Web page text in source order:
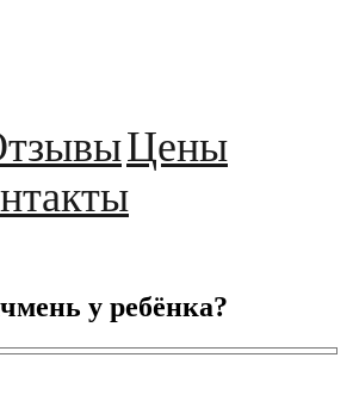
Цены
у ребёнка?